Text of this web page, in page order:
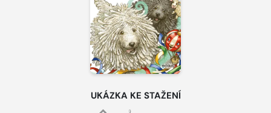
UKÁZKA KE STAŽENÍ